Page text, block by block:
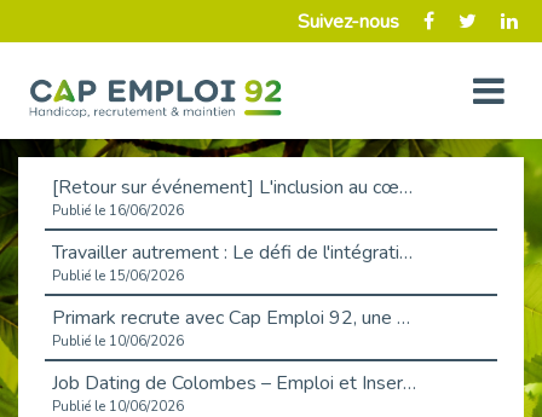
Suivez-nous
[Retour sur événement] L'inclusion au cœur de la Place de l'Emploi à La Défense !
Publié le 16/06/2026
Travailler autrement : Le défi de l'intégration des maladies chroniques en entreprise
Publié le 15/06/2026
Primark recrute avec Cap Emploi 92, une matinée couronnée de succès !
Publié le 10/06/2026
Job Dating de Colombes – Emploi et Insertion
Publié le 10/06/2026